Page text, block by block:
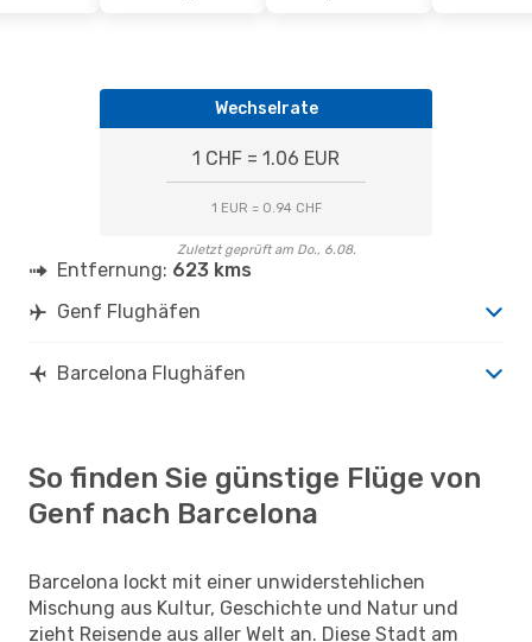
Wechselrate
1 CHF = 1.06 EUR
1 EUR = 0.94 CHF
Zuletzt geprüft am Do., 6.08.
Entfernung: 623 kms
Genf Flughäfen
Barcelona Flughäfen
So finden Sie günstige Flüge von
Genf nach Barcelona
Barcelona lockt mit einer unwiderstehlichen
Mischung aus Kultur, Geschichte und Natur und
zieht Reisende aus aller Welt an. Diese Stadt am